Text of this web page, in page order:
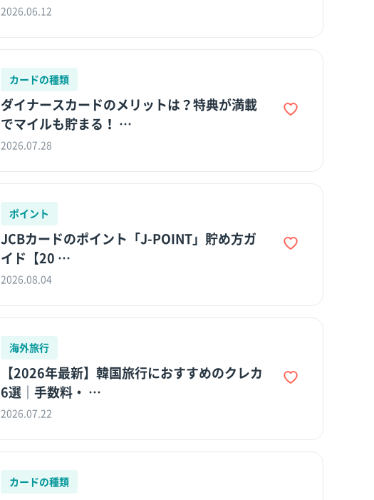
2026.06.12
カードの種類
ダイナースカードのメリットは？特典が満載
でマイルも貯まる！ …
2026.07.28
ポイント
JCBカードのポイント「J-POINT」貯め方ガ
イド【20 …
2026.08.04
海外旅行
【2026年最新】韓国旅行におすすめのクレカ
6選｜手数料・ …
2026.07.22
カードの種類